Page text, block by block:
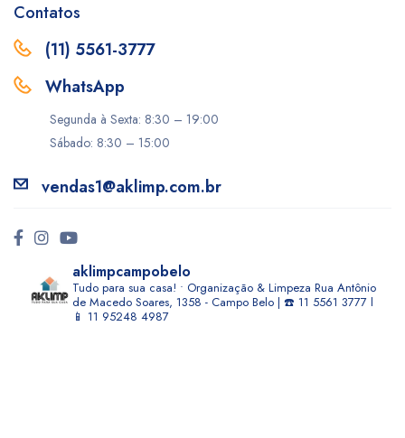
Contatos
(11) 5561-3777
WhatsApp
Segunda à Sexta: 8:30 – 19:00
Sábado: 8:30 – 15:00
vendas1@aklimp.com.br
aklimpcampobelo
Tudo para sua casa! • Organização & Limpeza Rua Antônio
de Macedo Soares, 1358 - Campo Belo | ☎️ 11 5561 3777 l
📱 11 95248 4987